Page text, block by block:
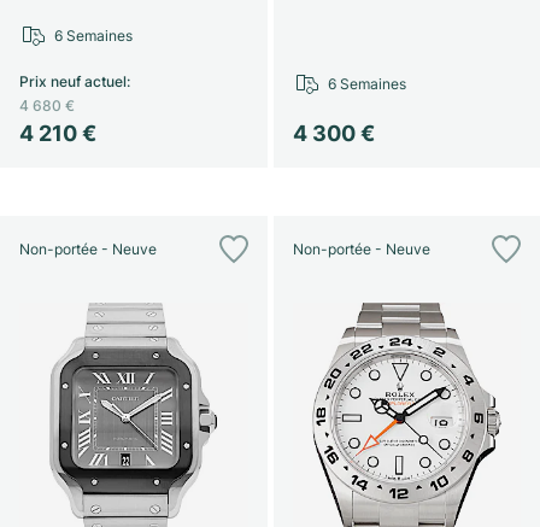
4 210 €
Prix neuf actuel:
4 680 €
6 Semaines
4 300 €
6 Semaines
Non-portée - Neuve Non-portée - Neuve